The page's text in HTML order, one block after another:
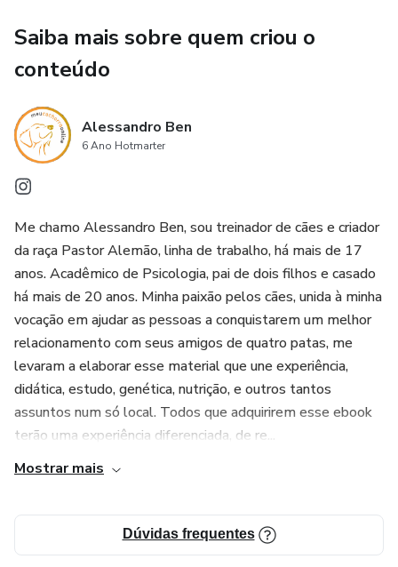
- Necessidades no local certo
- Reatividade
- Andar junto (sem puxar a guia)
- E MUITO MAIS
Saiba mais sobre quem criou o
conteúdo
Alessandro Ben
6 Ano Hotmarter
Me chamo Alessandro Ben, sou treinador de cães e criador
da raça Pastor Alemão, linha de trabalho, há mais de 17
anos. Acadêmico de Psicologia, pai de dois filhos e casado
há mais de 20 anos. Minha paixão pelos cães, unida à minha
vocação em ajudar as pessoas a conquistarem um melhor
relacionamento com seus amigos de quatro patas, me
levaram a elaborar esse material que une experiência,
didática, estudo, genética, nutrição, e outros tantos
assuntos num só local. Todos que adquirirem esse ebook
terão uma experiência diferenciada, de re...
Mostrar mais
Dúvidas frequentes